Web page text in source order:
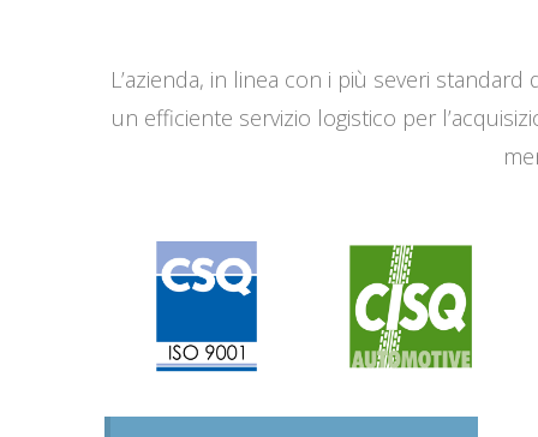
L’azienda, in linea con i più severi
un efficiente servizio logistico per